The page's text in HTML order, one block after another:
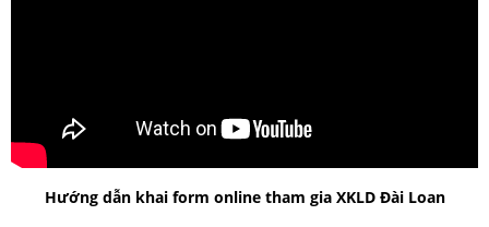
Hướng dẫn khai form online tham gia XKLD Đài Loan